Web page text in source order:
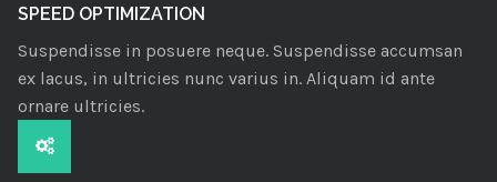
SPEED OPTIMIZATION
Suspendisse in posuere neque. Suspendisse accumsan
ex lacus, in ultricies nunc varius in. Aliquam id ante
ornare ultricies.